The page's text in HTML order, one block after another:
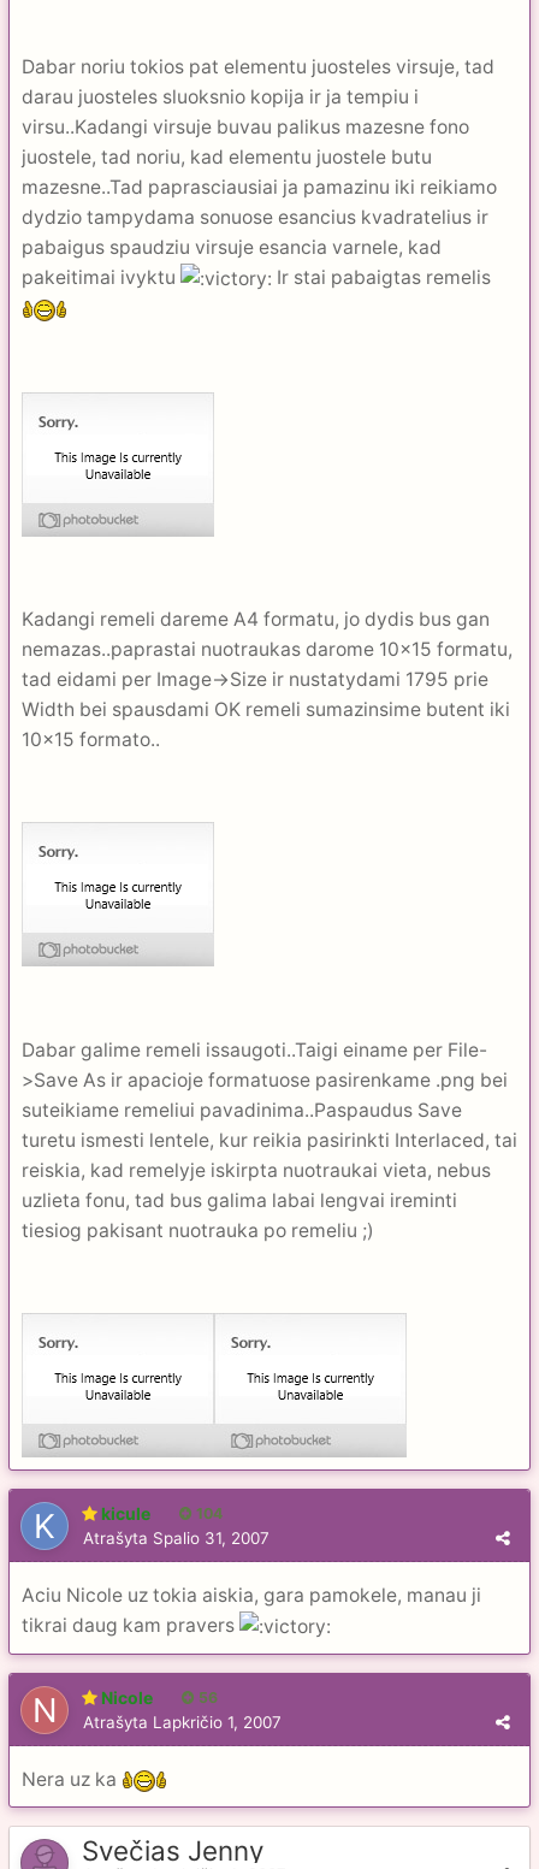
Dabar noriu tokios pat elementu juosteles virsuje, tad
darau juosteles sluoksnio kopija ir ja tempiu i
virsu..Kadangi virsuje buvau palikus mazesne fono
juostele, tad noriu, kad elementu juostele butu
mazesne..Tad paprasciausiai ja pamazinu iki reikiamo
dydzio tampydama sonuose esancius kvadratelius ir
pabaigus spaudziu virsuje esancia varnele, kad
pakeitimai ivyktu
Ir stai pabaigtas remelis
Kadangi remeli dareme A4 formatu, jo dydis bus gan
nemazas..paprastai nuotraukas darome 10x15 formatu,
tad eidami per Image->Size ir nustatydami 1795 prie
Width bei spausdami OK remeli sumazinsime butent iki
10x15 formato..
Dabar galime remeli issaugoti..Taigi einame per File-
>Save As ir apacioje formatuose pasirenkame .png bei
suteikiame remeliui pavadinima..Paspaudus Save
turetu ismesti lentele, kur reikia pasirinkti Interlaced, tai
reiskia, kad remelyje iskirpta nuotraukai vieta, nebus
uzlieta fonu, tad bus galima labai lengvai ireminti
tiesiog pakisant nuotrauka po remeliu ;)
kicule 104
Atrašyta Spalio 31, 2007
Aciu Nicole uz tokia aiskia, gara pamokele, manau ji
tikrai daug kam pravers
Nicole 56
Atrašyta Lapkričio 1, 2007
Nera uz ka
Svečias Jenny